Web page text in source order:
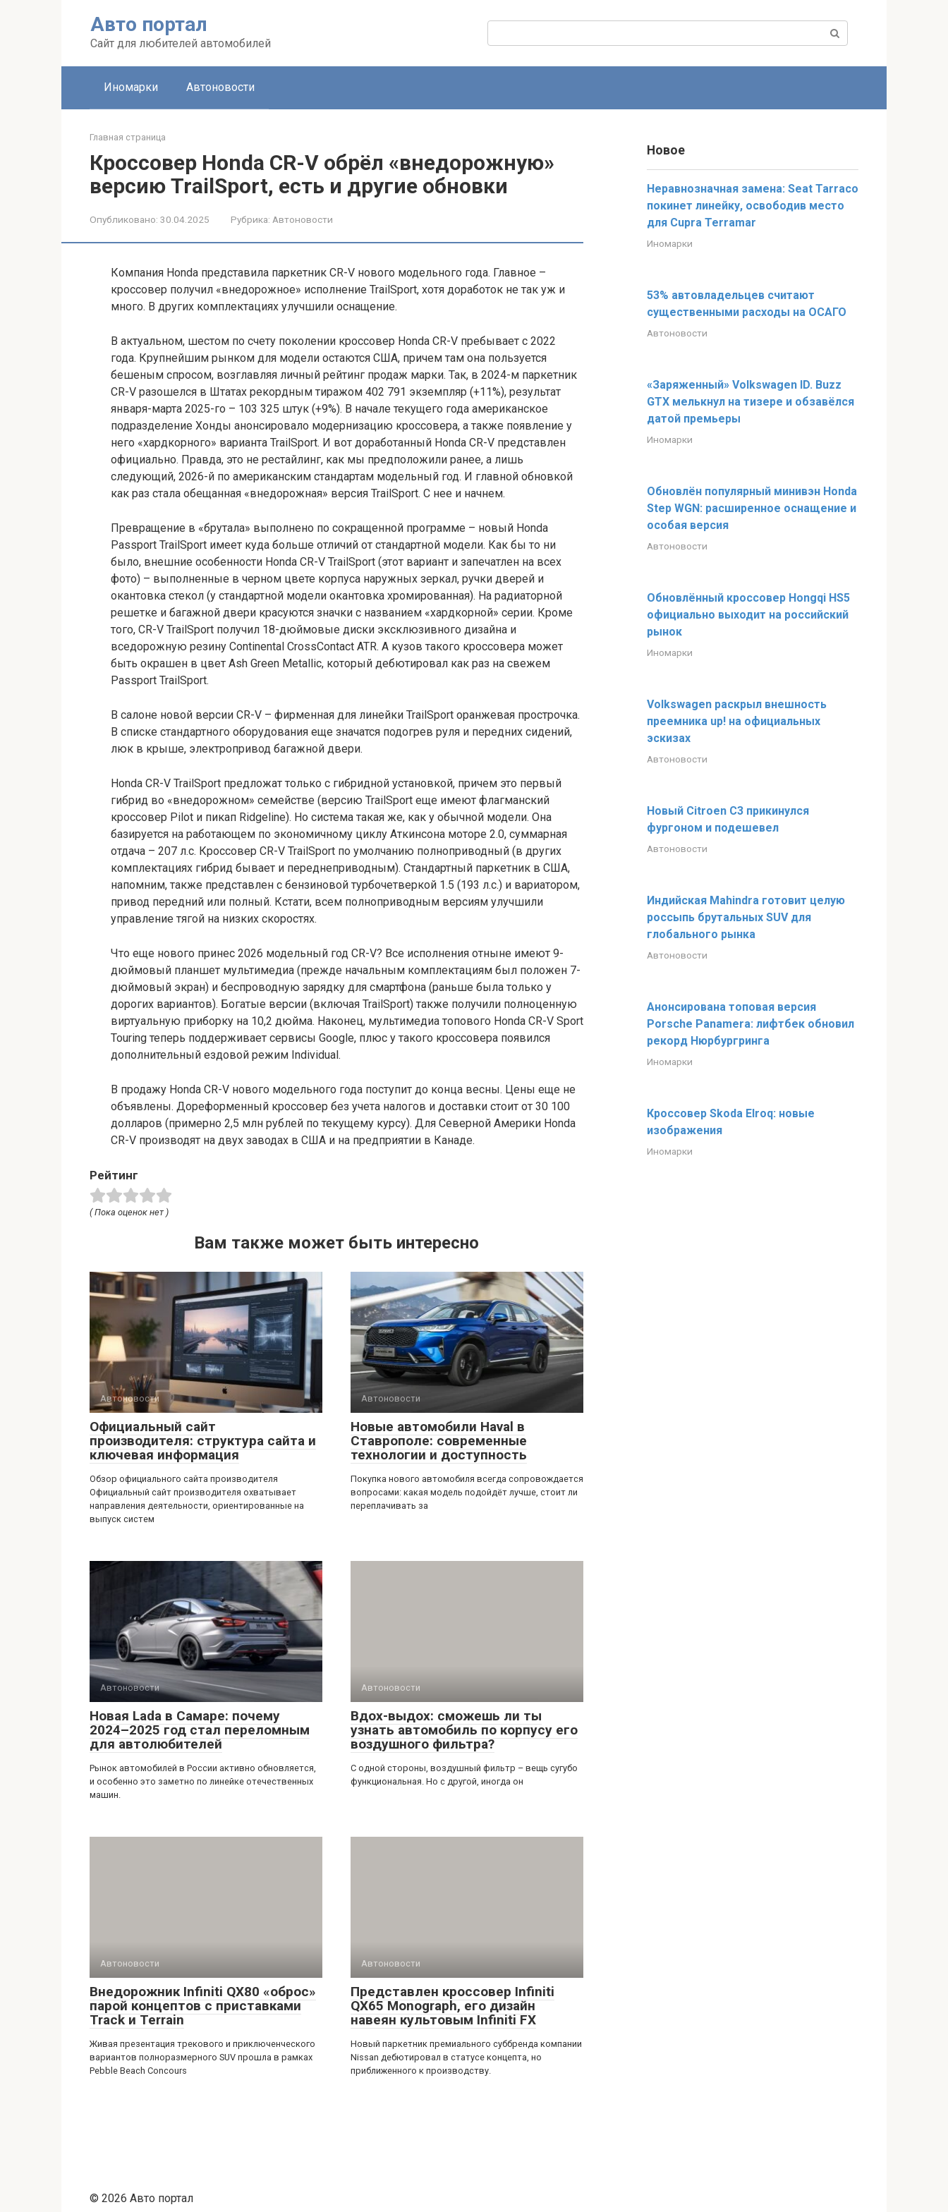
Авто портал
Сайт для любителей автомобилей
Иномарки Автоновости
Главная страница
Кроссовер Honda CR-V обрёл «внедорожную»
версию TrailSport, есть и другие обновки
Опубликовано: 30.04.2025 Рубрика: Автоновости
Компания Honda представила паркетник CR-V нового модельного года. Главное –
кроссовер получил «внедорожное» исполнение TrailSport, хотя доработок не так уж и
много. В других комплектациях улучшили оснащение.
В актуальном, шестом по счету поколении кроссовер Honda CR-V пребывает с 2022
года. Крупнейшим рынком для модели остаются США, причем там она пользуется
бешеным спросом, возглавляя личный рейтинг продаж марки. Так, в 2024-м паркетник
CR-V разошелся в Штатах рекордным тиражом 402 791 экземпляр (+11%), результат
января-марта 2025-го – 103 325 штук (+9%). В начале текущего года американское
подразделение Хонды анонсировало модернизацию кроссовера, а также появление у
него «хардкорного» варианта TrailSport. И вот доработанный Honda CR-V представлен
официально. Правда, это не рестайлинг, как мы предположили ранее, а лишь
следующий, 2026-й по американским стандартам модельный год. И главной обновкой
как раз стала обещанная «внедорожная» версия TrailSport. С нее и начнем.
Превращение в «брутала» выполнено по сокращенной программе – новый Honda
Passport TrailSport имеет куда больше отличий от стандартной модели. Как бы то ни
было, внешние особенности Honda CR-V TrailSport (этот вариант и запечатлен на всех
фото) – выполненные в черном цвете корпуса наружных зеркал, ручки дверей и
окантовка стекол (у стандартной модели окантовка хромированная). На радиаторной
решетке и багажной двери красуются значки с названием «хардкорной» серии. Кроме
того, CR-V TrailSport получил 18-дюймовые диски эксклюзивного дизайна и
вседорожную резину Continental CrossContact ATR. А кузов такого кроссовера может
быть окрашен в цвет Ash Green Metallic, который дебютировал как раз на свежем
Passport TrailSport.
В салоне новой версии CR-V – фирменная для линейки TrailSport оранжевая прострочка.
В списке стандартного оборудования еще значатся подогрев руля и передних сидений,
люк в крыше, электропривод багажной двери.
Honda CR-V TrailSport предложат только с гибридной установкой, причем это первый
гибрид во «внедорожном» семействе (версию TrailSport еще имеют флагманский
кроссовер Pilot и пикап Ridgeline). Но система такая же, как у обычной модели. Она
базируется на работающем по экономичному циклу Аткинсона моторе 2.0, суммарная
отдача – 207 л.с. Кроссовер CR-V TrailSport по умолчанию полноприводный (в других
комплектациях гибрид бывает и переднеприводным). Стандартный паркетник в США,
напомним, также представлен с бензиновой турбочетверкой 1.5 (193 л.с.) и вариатором,
привод передний или полный. Кстати, всем полноприводным версиям улучшили
управление тягой на низких скоростях.
Что еще нового принес 2026 модельный год CR-V? Все исполнения отныне имеют 9-
дюймовый планшет мультимедиа (прежде начальным комплектациям был положен 7-
дюймовый экран) и беспроводную зарядку для смартфона (раньше была только у
дорогих вариантов). Богатые версии (включая TrailSport) также получили полноценную
виртуальную приборку на 10,2 дюйма. Наконец, мультимедиа топового Honda CR-V Sport
Touring теперь поддерживает сервисы Google, плюс у такого кроссовера появился
дополнительный ездовой режим Individual.
В продажу Honda CR-V нового модельного года поступит до конца весны. Цены еще не
объявлены. Дореформенный кроссовер без учета налогов и доставки стоит от 30 100
долларов (примерно 2,5 млн рублей по текущему курсу). Для Северной Америки Honda
CR-V производят на двух заводах в США и на предприятии в Канаде.
Рейтинг
( Пока оценок нет )
Вам также может быть интересно
Автоновости
Официальный сайт
производителя: структура сайта и
ключевая информация
Обзор официального сайта производителя
Официальный сайт производителя охватывает
направления деятельности, ориентированные на
выпуск систем
Автоновости
Новые автомобили Haval в
Ставрополе: современные
технологии и доступность
Покупка нового автомобиля всегда сопровождается
вопросами: какая модель подойдёт лучше, стоит ли
переплачивать за
Автоновости
Новая Lada в Самаре: почему
2024–2025 год стал переломным
для автолюбителей
Рынок автомобилей в России активно обновляется,
и особенно это заметно по линейке отечественных
машин.
Автоновости
Вдох-выдох: сможешь ли ты
узнать автомобиль по корпусу его
воздушного фильтра?
С одной стороны, воздушный фильтр – вещь сугубо
функциональная. Но с другой, иногда он
Автоновости
Внедорожник Infiniti QX80 «оброс»
парой концептов с приставками
Track и Terrain
Живая презентация трекового и приключенческого
вариантов полноразмерного SUV прошла в рамках
Pebble Beach Concours
Автоновости
Представлен кроссовер Infiniti
QX65 Monograph, его дизайн
навеян культовым Infiniti FX
Новый паркетник премиального суббренда компании
Nissan дебютировал в статусе концепта, но
приближенного к производству.
Новое
Неравнозначная замена: Seat Tarraco
покинет линейку, освободив место
для Cupra Terramar
Иномарки
53% автовладельцев считают
существенными расходы на ОСАГО
Автоновости
«Заряженный» Volkswagen ID. Buzz
GTX мелькнул на тизере и обзавёлся
датой премьеры
Иномарки
Обновлён популярный минивэн Honda
Step WGN: расширенное оснащение и
особая версия
Автоновости
Обновлённый кроссовер Hongqi HS5
официально выходит на российский
рынок
Иномарки
Volkswagen раскрыл внешность
преемника up! на официальных
эскизах
Автоновости
Новый Citroen C3 прикинулся
фургоном и подешевел
Автоновости
Индийская Mahindra готовит целую
россыпь брутальных SUV для
глобального рынка
Автоновости
Анонсирована топовая версия
Porsche Panamera: лифтбек обновил
рекорд Нюрбургринга
Иномарки
Кроссовер Skoda Elroq: новые
изображения
Иномарки
© 2026 Авто портал